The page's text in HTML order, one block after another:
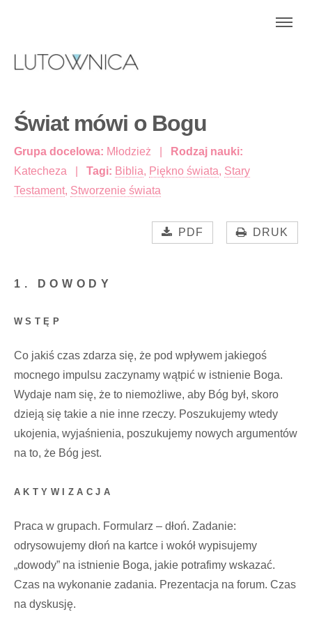
Świat mówi o Bogu
Grupa docelowa: Młodzież
Rodzaj nauki:
Katecheza
Tagi: Biblia, Piękno świata, Stary
Testament, Stworzenie świata
PDF DRUK
1. DOWODY
WSTĘP
Co jakiś czas zdarza się, że pod wpływem jakiegoś
mocnego impulsu zaczynamy wątpić w istnienie Boga.
Wydaje nam się, że to niemożliwe, aby Bóg był, skoro
dzieją się takie a nie inne rzeczy. Poszukujemy wtedy
ukojenia, wyjaśnienia, poszukujemy nowych argumentów
na to, że Bóg jest.
AKTYWIZACJA
Praca w grupach. Formularz – dłoń. Zadanie:
odrysowujemy dłoń na kartce i wokół wypisujemy
„dowody” na istnienie Boga, jakie potrafimy wskazać.
Czas na wykonanie zadania. Prezentacja na forum. Czas
na dyskusję.